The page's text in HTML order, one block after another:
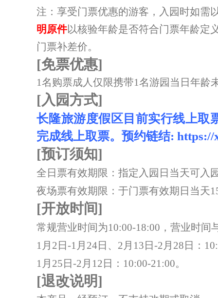
注：享受门票优惠的游客，入园时如需
明原件以核验年龄是否符合门票年龄定
门票补差价。
[免票优惠]
1名购票成人仅限携带1名游园当日年龄
[入园方式]
长隆旅游度假区目前实行线上取
完成线上取票。预约链结: https://
[预订须知]
全日票有效期限：指定入园日当天可入
夜场票有效期限：于门票有效期日当天
[开放时间]
常规营业时间为10:00-18:00，营业时
1月2日-1月24日、2月13日-2月28日：
1月25日-2月12日：10:00-21:00。
[退改说明]